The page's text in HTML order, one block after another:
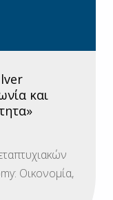
και
Οικονομία,